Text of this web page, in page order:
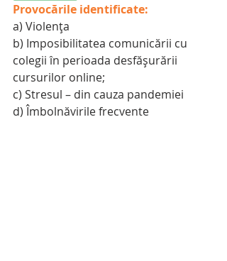
Provocările identificate:
a) Violența
b) Imposibilitatea comunicării cu
colegii în perioada desfășurării
cursurilor online;
c) Stresul – din cauza pandemiei
d) Îmbolnăvirile frecvente